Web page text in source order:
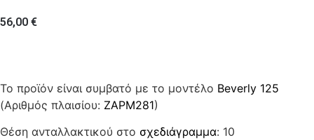
56,00 €
Το προϊόν είναι συμβατό με το μοντέλο Beverly 125
(Αριθμός πλαισίου: ZAPM281)
Θέση ανταλλακτικού στο σχεδιάγραμμα: 10